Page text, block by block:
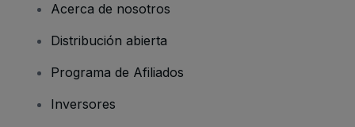
Acerca de nosotros
Distribución abierta
Programa de Afiliados
Inversores